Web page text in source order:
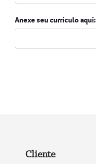
Anexe seu currículo aqui:
Cliente